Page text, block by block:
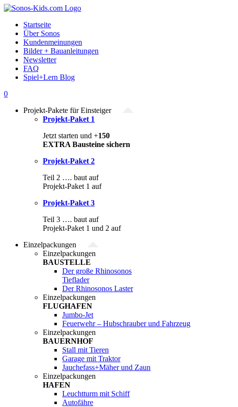
Zum
springenStartseite
Über Sonos
Kundenmeinungen
Bilder + Bauanleitungen
Newsletter
FAQ
Spiel+Lern Blog
0
Projekt-Pakete für Einsteiger
Projekt-Paket 1
Jetzt starten und +150
EXTRA Bausteine sichern
Projekt-Paket 2
Teil 2 …. baut auf
Projekt-Paket 1 auf
Projekt-Paket 3
Teil 3 …. baut auf
Projekt-Paket 1 und 2 auf
Einzelpackungen
Einzelpackungen
BAUSTELLE
Der große Rhinosonos
Tieflader
Der Rhinosonos Laster
Einzelpackungen
FLUGHAFEN
Jumbo-Jet
Feuerwehr – Hubschrauber und Fahrzeug
Einzelpackungen
BAUERNHOF
Stall mit Tieren
Garage mit Traktor
Jauchefass+Mäher und Zaun
Einzelpackungen
HAFEN
Leuchtturm mit Schiff
Autofähre